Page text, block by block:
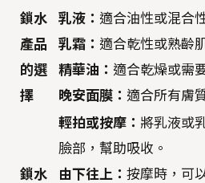
鎖水
產品
的選
擇
乳液： 適合油性或混合
乳霜： 適合乾性或熟齡
精華油： 適合乾燥或需
晚安面膜： 適合所有膚
鎖水
輕拍或按摩： 將乳液或
臉部，幫助吸收。
由下往上： 按摩時，可